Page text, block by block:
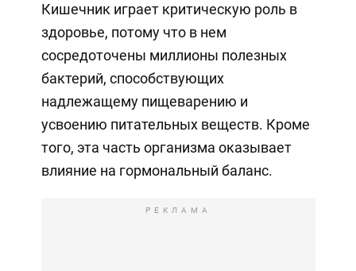
Кишечник играет критическую роль в
здоровье, потому что в нем
сосредоточены миллионы полезных
бактерий, способствующих
надлежащему пищеварению и
усвоению питательных веществ. Кроме
того, эта часть организма оказывает
влияние на гормональный баланс.
РЕКЛАМА